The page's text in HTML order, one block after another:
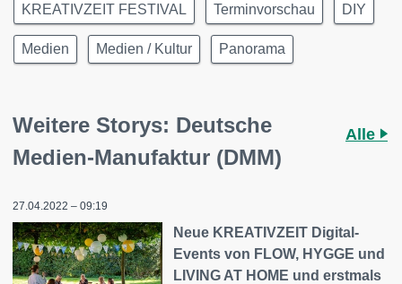
KREATIVZEIT FESTIVAL Terminvorschau DIY
Medien Medien / Kultur Panorama
Weitere Storys: Deutsche
Medien-Manufaktur (DMM)
Alle
27.04.2022 – 09:19
Neue KREATIVZEIT Digital-
Events von FLOW, HYGGE und
LIVING AT HOME und erstmals